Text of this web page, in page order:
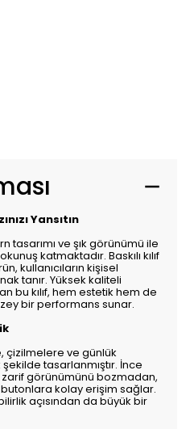
Yansıtın
tasarımı ve şık görünümü ile
katmaktadır. Baskılı kılıf
kullanıcıların kişisel
tanır. Yüksek kaliteli
bu kılıf, hem estetik hem de
bir performans sunar.
çizilmelere ve günlük
tasarlanmıştır. İnce
zarif görünümünü bozmadan,
kolay erişim sağlar.
açısından da büyük bir